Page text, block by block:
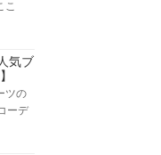
こ
気ブ
ツの
ーデ